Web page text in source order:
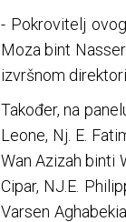
- Pokrovitelj
Moza bint
izvršnom
Također, na
Leone, Nj. E.
Wan Azizah binti
Cipar, NJ.E.
Varsen